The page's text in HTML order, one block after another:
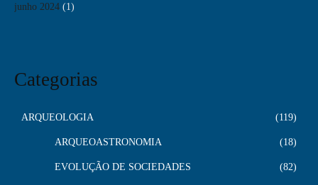
junho 2024 (1)
Categorias
ARQUEOLOGIA 119
ARQUEOASTRONOMIA 18
EVOLUÇÃO DE SOCIEDADES 82